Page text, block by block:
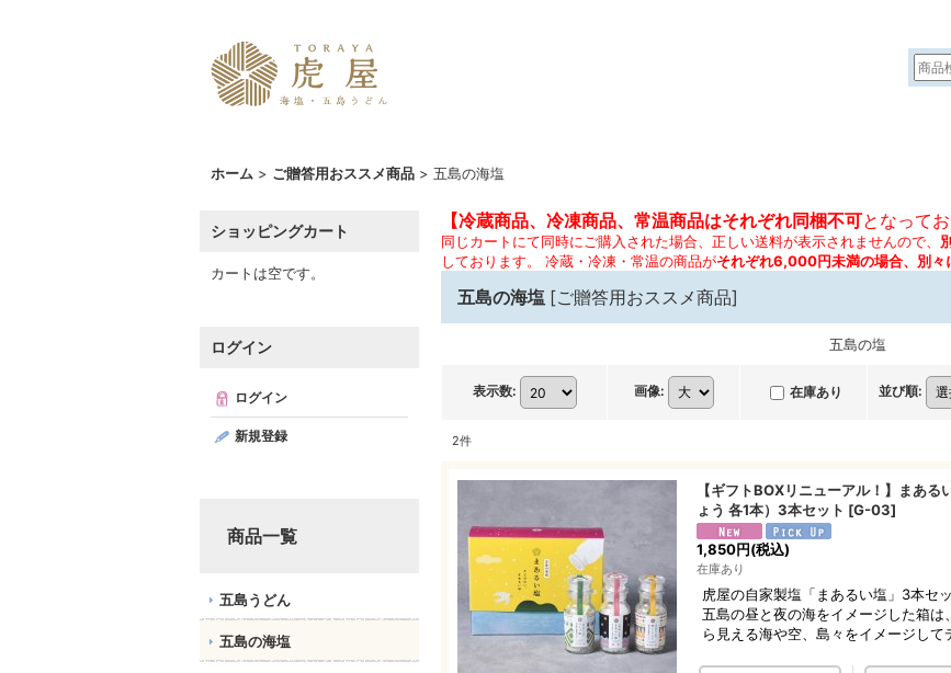
ホーム > ご贈答用おススメ商品 > 五島の海塩
ショッピングカート
カートは空です。
ログイン
ログイン
新規登録
商品一覧
五島うどん
五島の海塩
【冷蔵商品、冷凍商品、常温商品はそれぞれ同梱不可となってお
同じカートにて同時にご購入された場合、正しい送料が表示されませんので、
しております。 冷蔵・冷凍・常温の商品がそれぞれ6,000円未満の場合、別々
五島の海塩 [ご贈答用おススメ商品]
五島の塩
表示数: 画像: 在庫あり 並び順:
2件
【ギフトBOXリニューアル！】まあ
ょう 各1本）3本セット [G-03]
1,850円(税込)
在庫あり
虎屋の自家製塩「まあるい塩」3本セ
五島の昼と夜の海をイメージした箱
ら見える海や空、島々をイメージし